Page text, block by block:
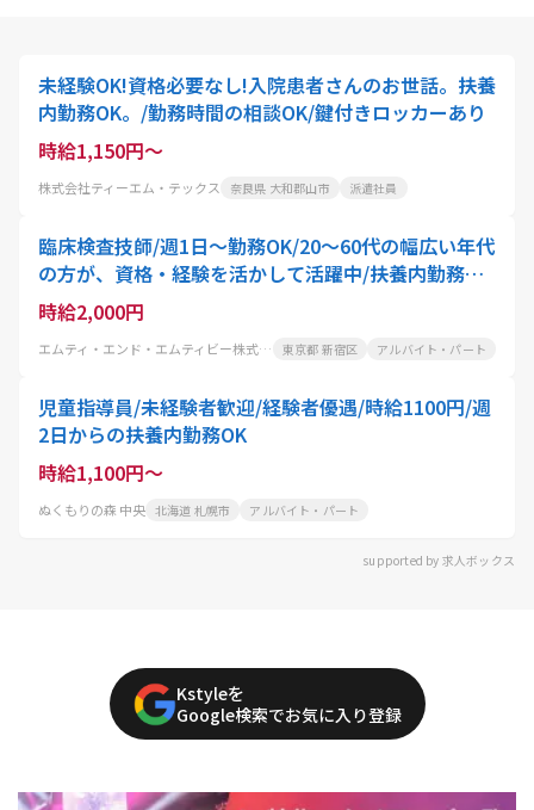
未経験OK!資格必要なし!入院患者さんのお世話。扶養
内勤務OK。/勤務時間の相談OK/鍵付きロッカーあり
時給1,150円～
株式会社ティーエム・テックス 奈良県 大和郡山市 派遣社員
臨床検査技師/週1日～勤務OK/20～60代の幅広い年代
の方が、資格・経験を活かして活躍中/扶養内勤務可!
家事や育児と両立したい方におすすめ
時給2,000円
エムティ・エンド・エムティビー株式会社 東京都 新宿区 アルバイト・パート
児童指導員/未経験者歓迎/経験者優遇/時給1100円/週
2日からの扶養内勤務OK
時給1,100円～
ぬくもりの森 中央 北海道 札幌市 アルバイト・パート
supported by 求人ボックス
Kstyleを
Google検索でお気に入り登録